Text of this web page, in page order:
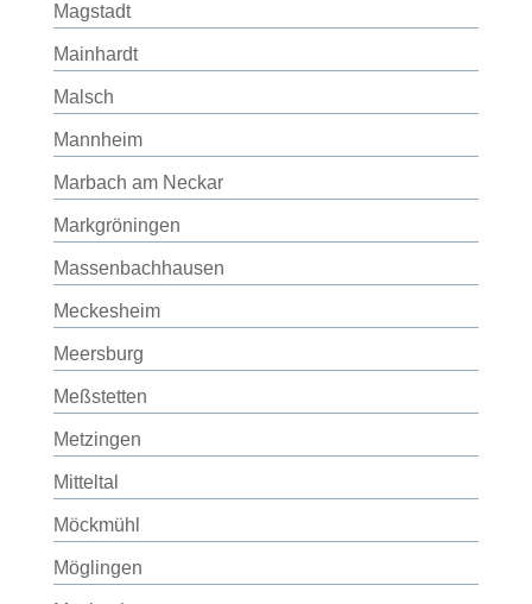
Magstadt
Mainhardt
Malsch
Mannheim
Marbach am Neckar
Markgröningen
Massenbachhausen
Meckesheim
Meersburg
Meßstetten
Metzingen
Mitteltal
Möckmühl
Möglingen